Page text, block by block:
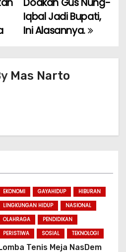
Doakan Gus Nung-
Iqbal Jadi Bupati,
Ini Alasannya.
Mas Narto
EKONOMI GAYAHIDUP
HIBURAN
LINGKUNGAN HIDUP
NASIONAL
OLAHRAGA
PENDIDIKAN
PERISTIWA
SOSIAL TEKNOLOGI
Lomba Tenis Meja NasDem